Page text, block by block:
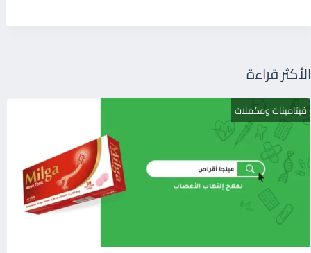
الأكثر قراءة
فيتامينات ومكملات